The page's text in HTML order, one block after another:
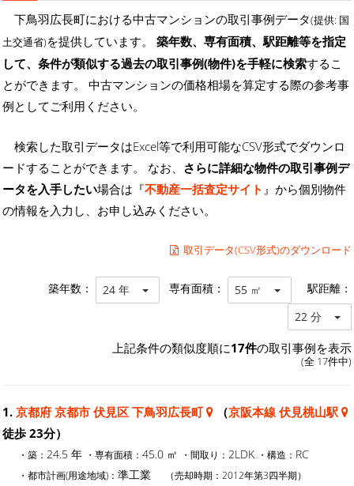
下鳥羽広長町における中古マンションの取引事例データ(提供: 国
土交通省)を提供しています。 築年数、専有面積、駅距離等を指定
して、条件が類似する過去の取引事例(物件)を手軽に検索するこ
とができます。 中古マンションの価格相場を算定する際の参考事
例としてご利用ください。
検索した取引データはExcel等で利用可能なCSV形式でダウンロ
ードすることができます。 なお、 さらに詳細な物件の取引事例デ
ータを入手したい場合は『不動産一括査定サイト 』から個別物件
の情報を入力し、お申し込みください。
取引データ(CSV形式)のダウンロード
築年数： 24 年 専有面積： 55 ㎡ 駅距離：
22 分
上記条件の類似度順に17件の取引事例を表示
(全 17件中)
1. 京都府 京都市 伏見区 下鳥羽広長町 （京阪本線 伏見桃山駅
徒歩 23分）
・築： 24.5 年 ・専有面積： 45.0 ㎡ ・間取り： 2LDK ・構造： RC
・都市計画(用途地域)： 準工業 （売却時期：2012年第3四半期）